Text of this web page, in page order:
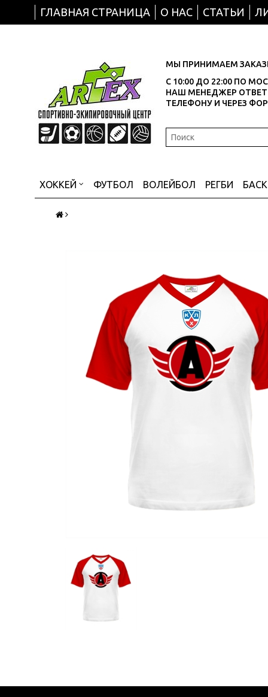
ГЛАВНАЯ СТРАНИЦА О НАС СТАТЬИ
МЫ ПРИНИМАЕМ
С 10:00 ДО 22:00 ПО
НАШ МЕНЕДЖЕР
ТЕЛЕФОНУ И ЧЕРЕЗ
ХОККЕЙ ФУТБОЛ ВОЛЕЙБОЛ РЕГБИ